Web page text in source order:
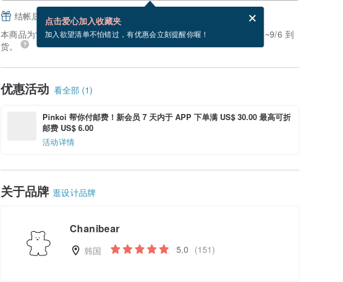
点击爱心加入收藏夹
加入欲望清单不怕错过，有优惠会立刻提醒你喔！
结帐后填写并分享，免费帮你寄送电子贺卡。
电子贺卡是什么？
本商品为“接单订制”。付款后需 7 个工作天制作。现在下单预估 8/19~9/6 到
货。
优惠活动 看全部 (1)
Pinkoi 帮你付邮费！新会员 7 天内于 APP 下单满 US$ 30.00 最高可折
邮费 US$ 6.00
活动详情
关于品牌 逛设计品牌
Chanibear
韩国 5.0 (151)